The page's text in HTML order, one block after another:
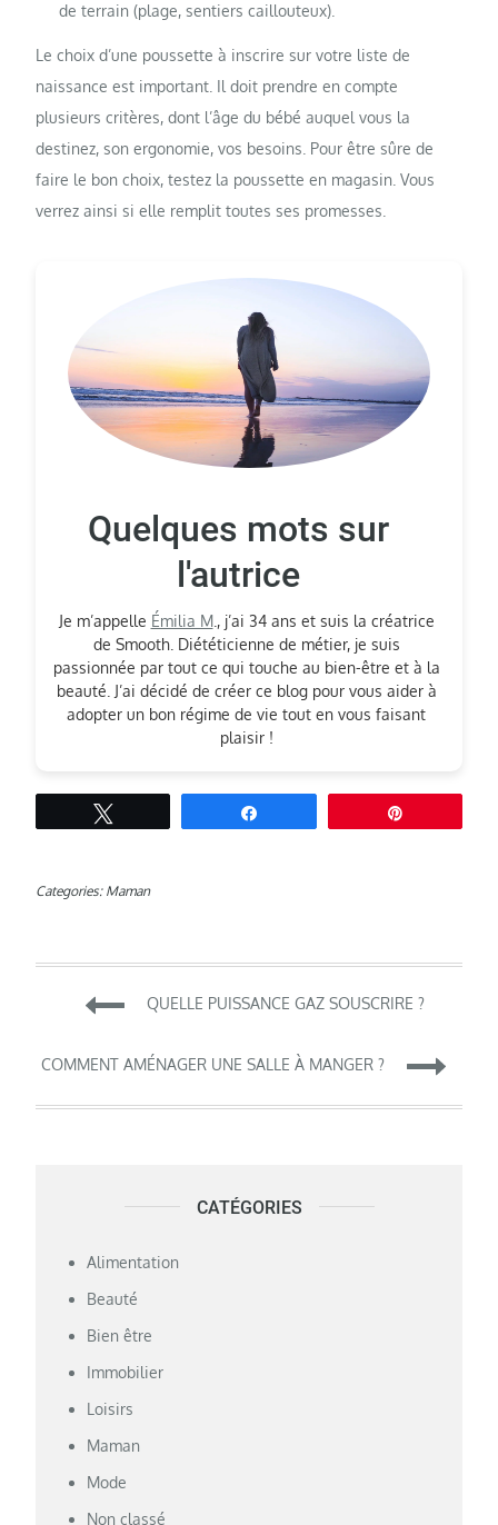
de terrain (plage, sentiers caillouteux).
Le choix d’une poussette à inscrire sur votre liste de
naissance est important. Il doit prendre en compte
plusieurs critères, dont l’âge du bébé auquel vous la
destinez, son ergonomie, vos besoins. Pour être sûre de
faire le bon choix, testez la poussette en magasin. Vous
verrez ainsi si elle remplit toutes ses promesses.
Quelques mots sur
l'autrice
Je m’appelle Émilia M., j’ai 34 ans et suis la créatrice
de Smooth. Diététicienne de métier, je suis
passionnée par tout ce qui touche au bien-être et à la
beauté. J’ai décidé de créer ce blog pour vous aider à
adopter un bon régime de vie tout en vous faisant
plaisir !
Categories: Maman
Navigation
de
l’article
QUELLE PUISSANCE GAZ SOUSCRIRE ?
COMMENT AMÉNAGER UNE SALLE À MANGER ?
CATÉGORIES
Alimentation
Beauté
Bien être
Immobilier
Loisirs
Maman
Mode
Non classé